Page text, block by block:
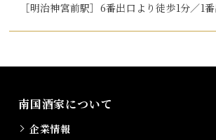
［明治神宮前駅］6番出口より徒歩1分／1
南国酒家について
企業情報